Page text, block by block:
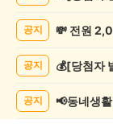
화/
글
공지
공지
공지 📢동네생